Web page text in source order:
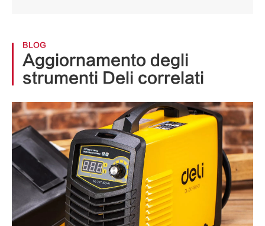
BLOG
Aggiornamento degli
strumenti Deli correlati